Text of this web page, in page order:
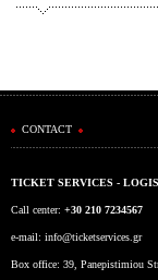
CONTACT
TICKET SERVICES -
Call center: +30 210 7234567
e-mail: info@ticketservices.gr
Box office: 39, Panepistimiou